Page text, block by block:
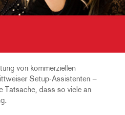
von kommerziellen
Setup-Assistenten –
Tatsache, dass so viele an